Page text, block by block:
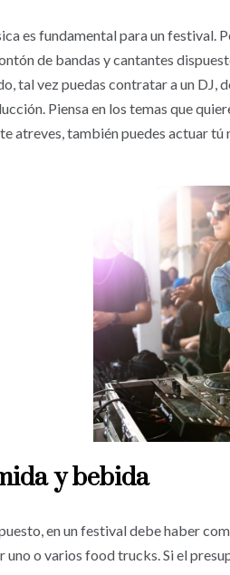
es fundamental para un festival.
de bandas y cantantes
tal vez puedas contratar a un DJ,
Piensa en los temas que
te atreves, también puedes actuar
y bebida
en un festival debe haber
uno o varios food trucks. Si el